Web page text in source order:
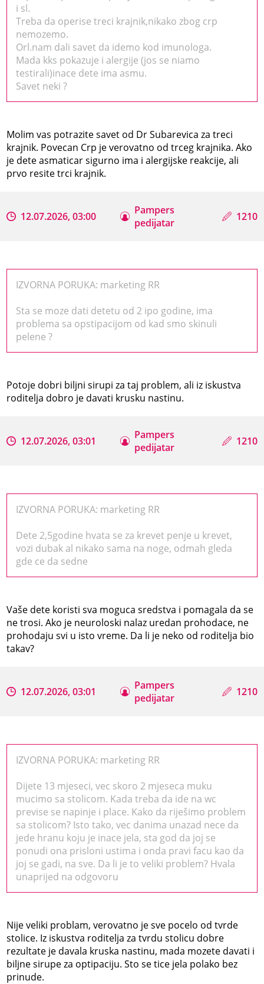
i sl.
Treba da operise treci krajnik,nikako zbog crp
nemozemo.
Orl.nam dali savet da idemo kod imunologa.
Mada kks pokazuje i alergije (jos se niamo
testirali)inace dete ima asmu.
Savet neki ?
Molim vas potrazite savet od Dr Subarevica za treci
krajnik. Povecan Crp je verovatno od trceg krajnika. Ako
je dete asmaticar sigurno ima i alergijske reakcije, ali
prvo resite trci krajnik.
12.07.2026, 03:00
Pampers
pedijatar
1210
IZVORNA PORUKA: marketing RR
Sta se moze dati detetu od 2 ipo godine, ima
problema sa opstipacijom od kad smo skinuli
pelene ?
Potoje dobri biljni sirupi za taj problem, ali iz iskustva
roditelja dobro je davati krusku nastinu.
12.07.2026, 03:01
Pampers
pedijatar
1210
IZVORNA PORUKA: marketing RR
Dete 2,5godine hvata se za krevet penje u krevet,
vozi dubak al nikako sama na noge, odmah gleda
gde ce da sedne
Vaše dete koristi sva moguca sredstva i pomagala da se
ne trosi. Ako je neuroloski nalaz uredan prohodace, ne
prohodaju svi u isto vreme. Da li je neko od roditelja bio
takav?
12.07.2026, 03:01
Pampers
pedijatar
1210
IZVORNA PORUKA: marketing RR
Dijete 13 mjeseci, vec skoro 2 mjeseca muku
mucimo sa stolicom. Kada treba da ide na wc
previse se napinje i place. Kako da riješimo problem
sa stolicom? Isto tako, vec danima unazad nece da
jede hranu koju je inace jela, sta god da joj se
ponudi ona prisloni ustima i onda pravi facu kao da
joj se gadi, na sve. Da li je to veliki problem? Hvala
unaprijed na odgovoru
Nije veliki problam, verovatno je sve pocelo od tvrde
stolice. Iz iskustva roditelja za tvrdu stolicu dobre
rezultate je davala kruska nastinu, mada mozete davati i
biljne sirupe za optipaciju. Sto se tice jela polako bez
prinude.